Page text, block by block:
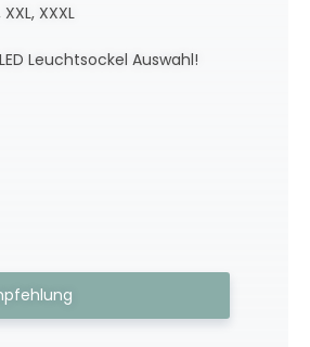
XXXL
Leuchtsockel Auswahl!